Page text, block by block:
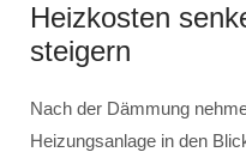
Heizkosten
steigern
Nach der Dämmung
Heizungsanlage in den